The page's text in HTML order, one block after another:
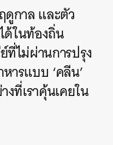
กาล และตัว
ด้ในท้องถิ่น
ไม่ผ่านการปรุง
ารแบบ ‘คลีน’
ที่เราคุ้นเคยใน